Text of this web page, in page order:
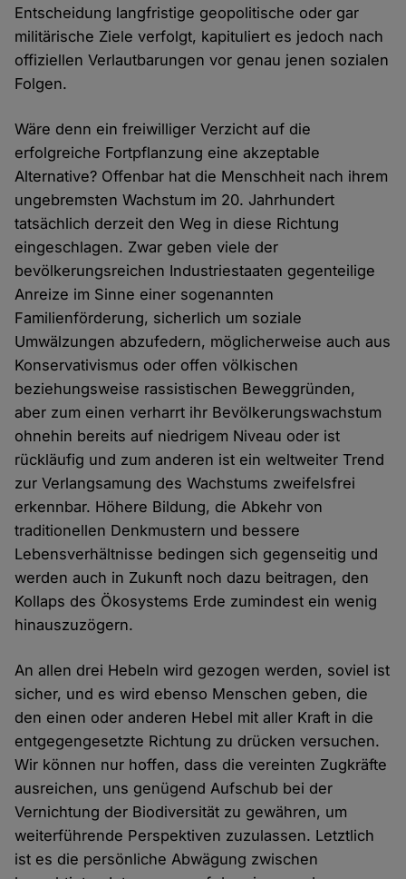
Entscheidung langfristige geopolitische oder gar
militärische Ziele verfolgt, kapituliert es jedoch nach
offiziellen Verlautbarungen vor genau jenen sozialen
Folgen.
Wäre denn ein freiwilliger Verzicht auf die
erfolgreiche Fortpflanzung eine akzeptable
Alternative? Offenbar hat die Menschheit nach ihrem
ungebremsten Wachstum im 20. Jahrhundert
tatsächlich derzeit den Weg in diese Richtung
eingeschlagen. Zwar geben viele der
bevölkerungsreichen Industriestaaten gegenteilige
Anreize im Sinne einer sogenannten
Familienförderung, sicherlich um soziale
Umwälzungen abzufedern, möglicherweise auch aus
Konservativismus oder offen völkischen
beziehungsweise rassistischen Beweggründen,
aber zum einen verharrt ihr Bevölkerungswachstum
ohnehin bereits auf niedrigem Niveau oder ist
rückläufig und zum anderen ist ein weltweiter Trend
zur Verlangsamung des Wachstums zweifelsfrei
erkennbar. Höhere Bildung, die Abkehr von
traditionellen Denkmustern und bessere
Lebensverhältnisse bedingen sich gegenseitig und
werden auch in Zukunft noch dazu beitragen, den
Kollaps des Ökosystems Erde zumindest ein wenig
hinauszuzögern.
An allen drei Hebeln wird gezogen werden, soviel ist
sicher, und es wird ebenso Menschen geben, die
den einen oder anderen Hebel mit aller Kraft in die
entgegengesetzte Richtung zu drücken versuchen.
Wir können nur hoffen, dass die vereinten Zugkräfte
ausreichen, uns genügend Aufschub bei der
Vernichtung der Biodiversität zu gewähren, um
weiterführende Perspektiven zuzulassen. Letztlich
ist es die persönliche Abwägung zwischen